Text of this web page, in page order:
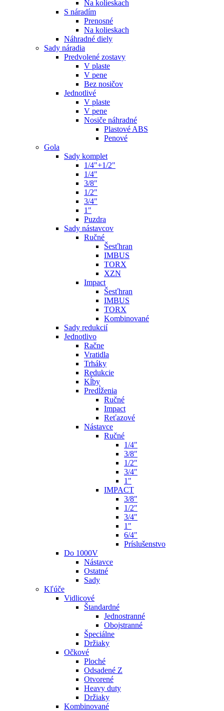
Na kolieskach
S náradím
Prenosné
Na kolieskach
Náhradné diely
Sady náradia
Predvolené zostavy
V plaste
V pene
Bez nosičov
Jednotlivé
V plaste
V pene
Nosiče náhradné
Plastové ABS
Penové
Gola
Sady komplet
1/4"+1/2"
1/4"
3/8"
1/2"
3/4"
1"
Puzdra
Sady nástavcov
Ručné
Šesťhran
IMBUS
TORX
XZN
Impact
Šesťhran
IMBUS
TORX
Kombinované
Sady redukcií
Jednotlivo
Račne
Vratidla
Trháky
Redukcie
Kĺby
Predĺženia
Ručné
Impact
Reťazové
Nástavce
Ručné
1/4"
3/8"
1/2"
3/4"
1"
IMPACT
3/8"
1/2"
3/4"
1"
6/4"
Príslušenstvo
Do 1000V
Nástavce
Ostatné
Sady
Kľúče
Vidlicové
Štandardné
Jednostranné
Obojstranné
Špeciálne
Držiaky
Očkové
Ploché
Odsadené Z
Otvorené
Heavy duty
Držiaky
Kombinované